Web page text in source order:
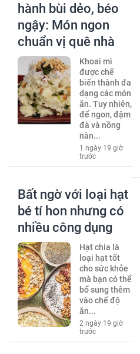
hành bùi dẻo, béo
ngậy: Món ngon
chuẩn vị quê nhà
Khoai mì
được chế
biến thành đa
dạng các món
ăn. Tuy nhiên,
để ngon, đậm
đà và nồng
nàn...
1 ngày 19 giờ
trước
Bất ngờ với loại hạt
bé tí hon nhưng có
nhiều công dụng
Hạt chia là
loại hạt tốt
cho sức khỏe
mà bạn có thể
bổ sung thêm
vào chế độ
ăn...
2 ngày 19 giờ
trước